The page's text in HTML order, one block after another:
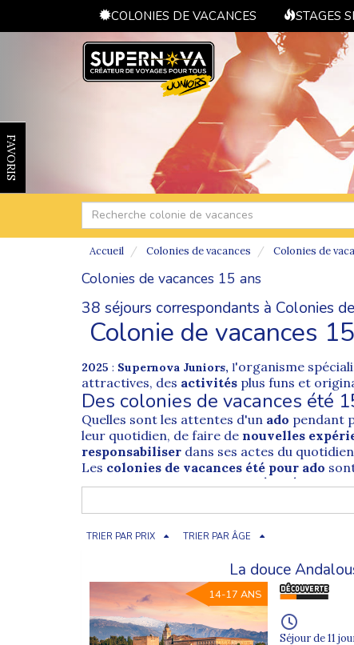
COLONIES DE VACANCES STAGES
FAVORIS
Accueil Colonies de vacances Colonies de
Colonies de vacances 15 ans
38 séjours correspondants à Colonies
Colonie de vacances
2025 : Supernova Juniors, l'organisme
attractives, des activités plus funs et
Des colonies de vacances été
Quelles sont les attentes d'un ado pendant
leur quotidien, de faire de nouvelles
responsabiliser dans ses actes du
Les colonies de vacances été pour ado
Colonie de vacances à
manières de vivre.
n'est pas très attiré par
et souhaite profiter des ses
leséjour ado sportqui lui plaira ! Contactez
Découvrir :
- Notreprojet éducatif
TRIER PAR PRIX TRIER PAR ÂGE
La douce
14-17 ANS
Séjour de 11